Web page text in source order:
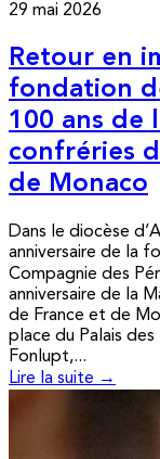
29 mai 2026
Retour en
fondation
100 ans de
confréries
de Monaco
Dans le diocèse
anniversaire de la
Compagnie des
anniversaire de la
de France et de
place du Palais
Fonlupt,...
Lire la suite →